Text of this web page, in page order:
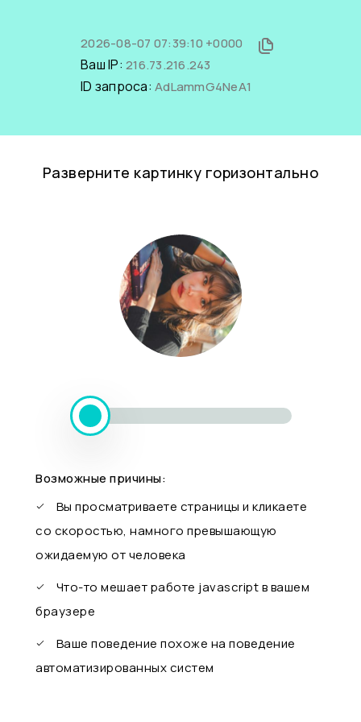
2026-08-07 07:39:10 +0000
Ваш IP: 216.73.216.243
ID запроса: AdLammG4NeA1
Разверните картинку горизонтально
Возможные причины:
Вы просматриваете страницы и кликаете
со скоростью, намного превышающую
ожидаемую от человека
Что-то мешает работе javascript в вашем
браузере
Ваше поведение похоже на поведение
автоматизированных систем